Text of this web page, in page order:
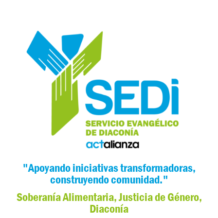
"Apoyando iniciativas transformadoras,
construyendo comunidad."
Soberanía Alimentaria, Justicia de Género,
Diaconía